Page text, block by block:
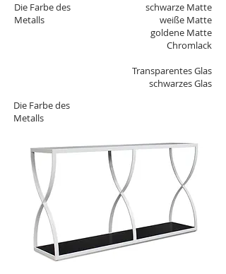
Die Farbe des
Metalls
schwarze Matte
weiße Matte
goldene Matte
Chromlack
Transparentes Glas
schwarzes Glas
Die Farbe des
Metalls